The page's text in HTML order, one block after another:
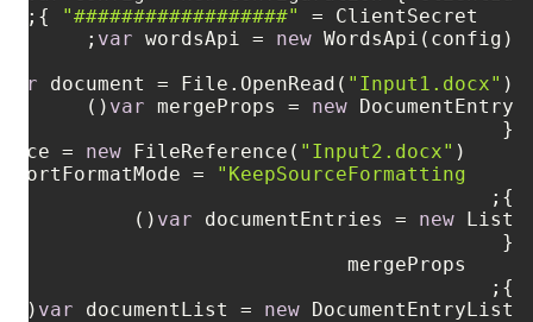
"##################"
};
var wordsApi = new
var document = File.OpenRead( "Input1.docx" );
var mergeProps = new
new FileReference( "Input2.docx"
"KeepSourceFormatting"
};
var documentEntries = new
};
var documentList = new